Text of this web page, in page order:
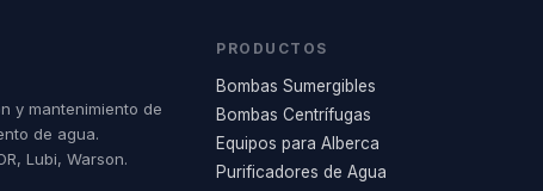
y mantenimiento de
de agua.
Lubi, Warson.
PRODUCTOS
Bombas Sumergibles
Bombas Centrífugas
Equipos para Alberca
Purificadores de Agua